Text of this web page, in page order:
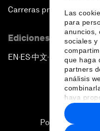
Las
para
anuncios,
sociales y
que haga
partners
análisis
haya
hecho de
Carreras profesionales
Ediciones en otros
EN ▪ ES▪中文▪ 日本語
Política de